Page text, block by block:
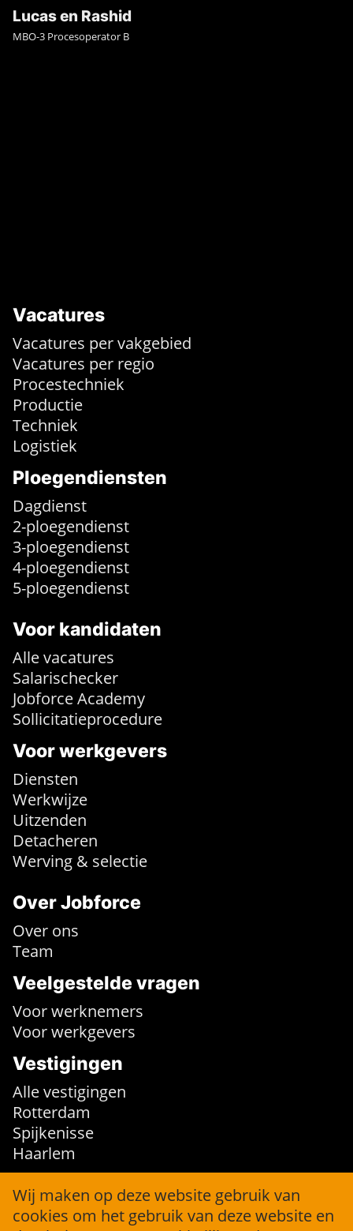
Lucas en Rashid
MBO-3 Procesoperator B
Vacatures
Vacatures per vakgebied
Vacatures per regio
Procestechniek
Productie
Techniek
Logistiek
Ploegendiensten
Dagdienst
2-ploegendienst
3-ploegendienst
4-ploegendienst
5-ploegendienst
Voor kandidaten
Alle vacatures
Salarischecker
Jobforce Academy
Sollicitatieprocedure
Voor werkgevers
Diensten
Werkwijze
Uitzenden
Detacheren
Werving & selectie
Over Jobforce
Over ons
Team
Veelgestelde vragen
Voor werknemers
Voor werkgevers
Vestigingen
Alle vestigingen
Rotterdam
Spijkenisse
Haarlem
Contact
info@jobforce.nl
Wij maken op deze website gebruik van
cookies om het gebruik van deze website en